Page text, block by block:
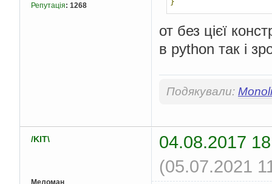
Репутація: 1268
}
от без цієї
в python так і
Подякували:
/KIT\
04.08.2017
(05.07.2021